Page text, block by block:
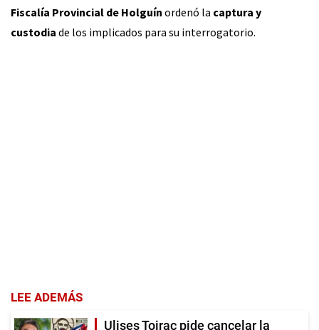
Fiscalía Provincial de Holguín ordenó la captura y
custodia de los implicados para su interrogatorio.
LEE ADEMÁS
Ulises Toirac pide cancelar la